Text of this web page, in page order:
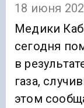
18 июня
Медики
сегодня
в
газа,
этом